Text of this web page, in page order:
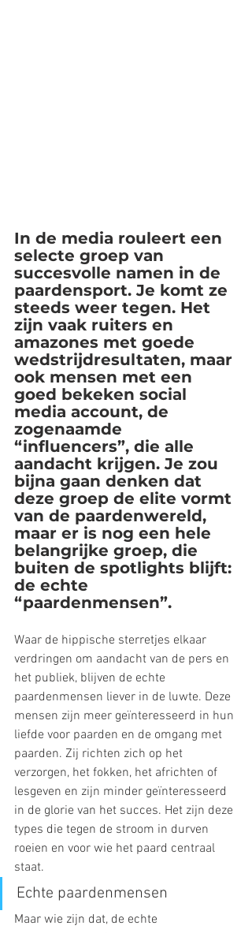
In de media rouleert een
selecte groep van
succesvolle namen in de
paardensport. Je komt ze
steeds weer tegen. Het
zijn vaak ruiters en
amazones met goede
wedstrijdresultaten, maar
ook mensen met een
goed bekeken social
media account, de
zogenaamde
“influencers”, die alle
aandacht krijgen. Je zou
bijna gaan denken dat
deze groep de elite vormt
van de paardenwereld,
maar er is nog een hele
belangrijke groep, die
buiten de spotlights blijft:
de echte
“paardenmensen”.
Waar de hippische sterretjes elkaar
verdringen om aandacht van de pers en
het publiek, blijven de echte
paardenmensen liever in de luwte. Deze
mensen zijn meer geïnteresseerd in hun
liefde voor paarden en de omgang met
paarden. Zij richten zich op het
verzorgen, het fokken, het africhten of
lesgeven en zijn minder geïnteresseerd
in de glorie van het succes. Het zijn deze
types die tegen de stroom in durven
roeien en voor wie het paard centraal
staat.
Echte paardenmensen
Maar wie zijn dat, de echte